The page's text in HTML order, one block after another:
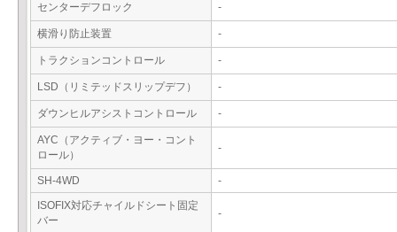
センターデフロック -
横滑り防止装置 -
トラクションコントロール -
LSD（リミテッドスリップデフ） -
ダウンヒルアシストコントロール -
AYC（アクティブ・ヨー・コント
ロール）
-
SH-4WD
-
ISOFIX対応チャイルドシート固定
バー
-